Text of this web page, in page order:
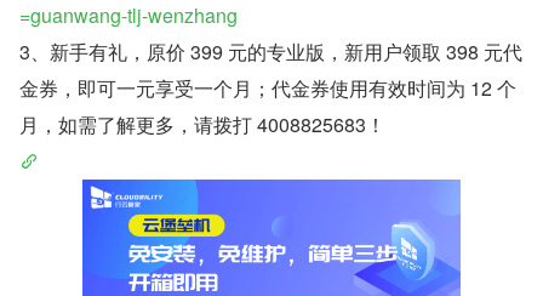
=guanwang-tlj-wenzhang
3、新手有礼，原价 399 元的专业版，新用户领取 398 元代
金券，即可一元享受一个月；代金券使用有效时间为 12 个
月，如需了解更多，请拨打 4008825683！